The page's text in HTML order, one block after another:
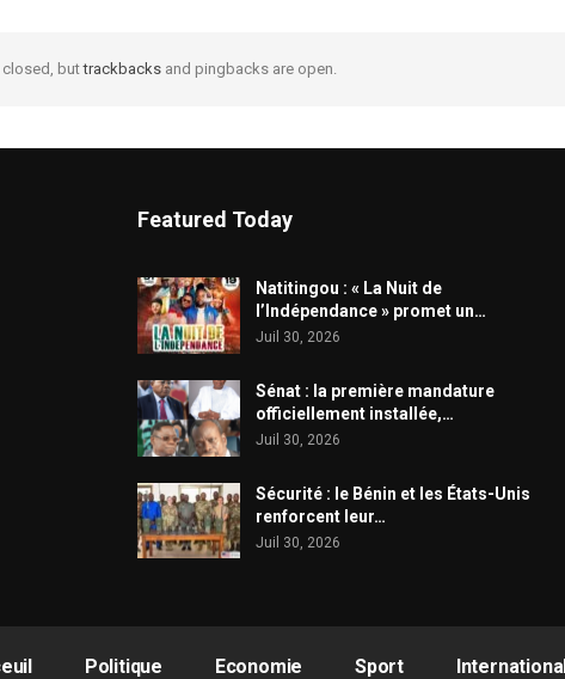
closed, buttrackbacksand pingbacks are open.
Featured Today
​Natitingou : « La Nuit de
l’Indépendance » promet un…
Juil 30, 2026
Sénat : la première mandature
officiellement installée,…
Juil 30, 2026
Sécurité : le Bénin et les États-Unis
renforcent leur…
Juil 30, 2026
Politique Economie Sport International